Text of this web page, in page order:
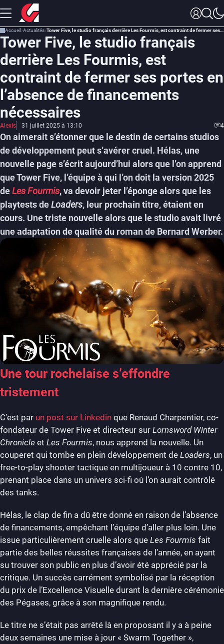
Accueil Actualités Tower Five, le studio français derrière Les Fourmis, est contraint de fermer ses portes en l’absence de financements nécessaires
Tower Five, le studio français
derrière Les Fourmis, est
contraint de fermer ses portes en
l’absence de financements
nécessaires
Alexis 31 juillet 2025 à 13:10 4
On aimerait s’étonner que le destin de certains studios
de développement peut s’avérer cruel. Hélas, une
nouvelle page s’écrit aujourd’hui alors que l’on apprend
que Tower Five, l’équipe à qui l’on doit la version 2025
deLes Fourmis, va devoir jeter l’éponge alors que les
playtests deLoaders, leur prochain titre, étaient en
cours. Une triste nouvelle alors que le studio avait livré
une adaptation de qualité du roman de Bernard Werber.
Une tour rochelaise s’effondre
tristement
C’est par un post sur Linkedin que Renaud Charpentier, co-
fondateur de Tower Five et directeur sur Lornsword Winter
Chronicle et Les Fourmis, nous apprend la nouvelle. Un
couperet qui tombe en plein développement de Loaders, un
free-to-play shooter tactique en multijoueur à 10 contre 10,
prenant place dans un univers sci-fi où l’on aurait contrôlé
des tanks.
Hélas, le clap de fin a dû être donné en raison de l’absence
de financements, empêchant l’équipe d’aller plus loin. Une
issue particulièrement cruelle alors que Les Fourmis fait
partie des belles réussites françaises de l’année, en ayant
su trouver son public en plus d’avoir été apprécié par la
critique. Un succès carrément symbolisé par la réception
du prix de l’Excellence Visuelle durant la dernière cérémonie
des Pégases, grâce à son magnifique rendu.
Le titre ne s’était pas arrêté là en proposant il y a à peine
deux semaines une mise à jour « Swarm Together »,